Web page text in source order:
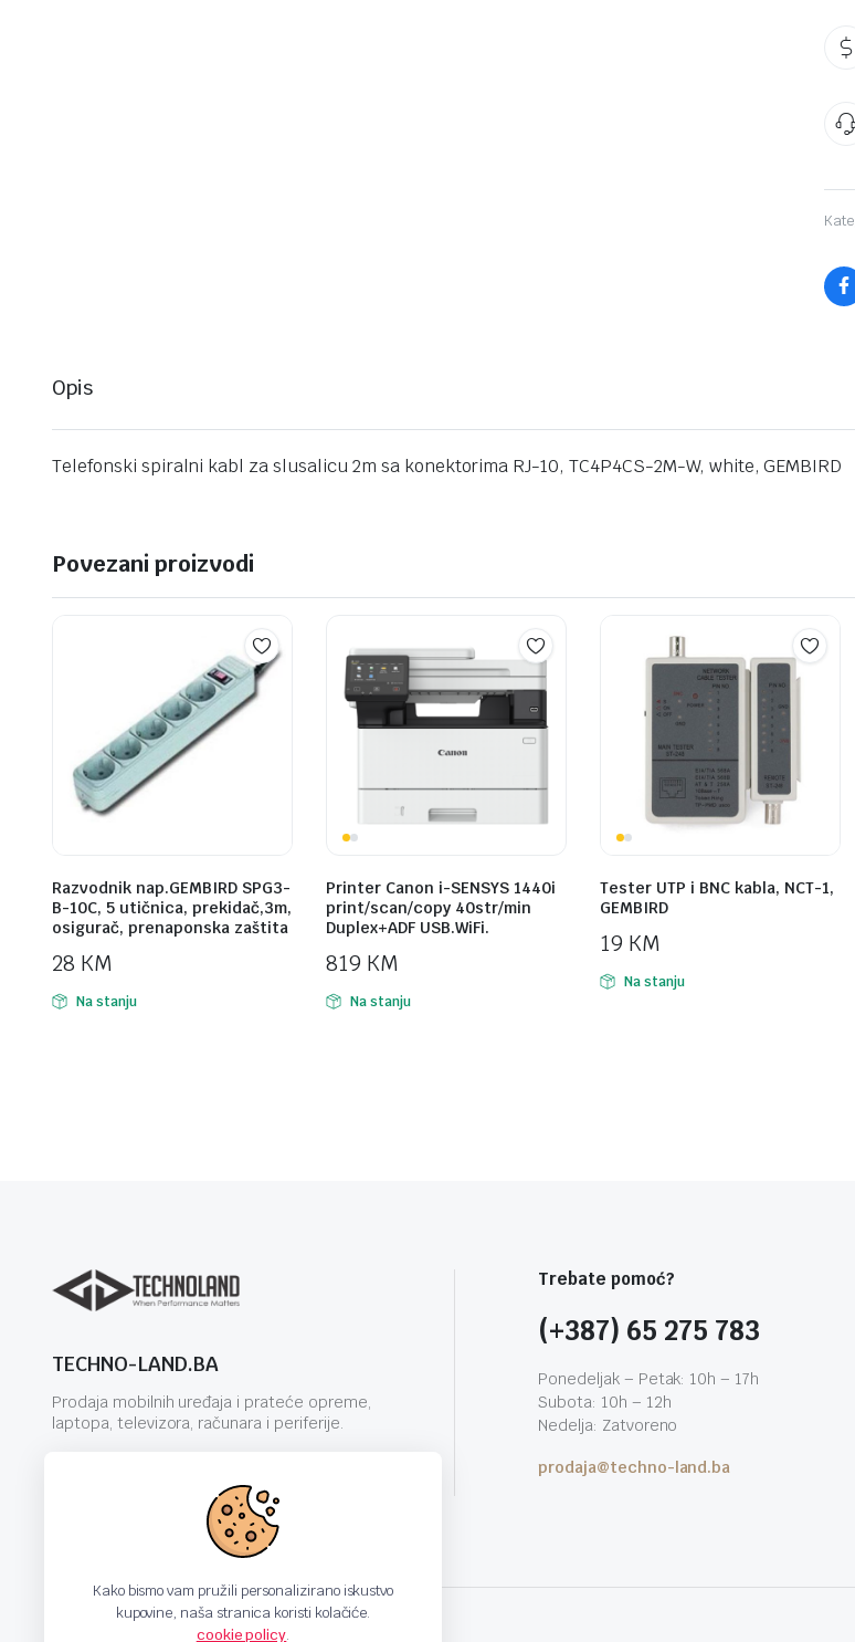
Opis
Telefonski spiralni kabl za slusalicu 2m sa konektorima RJ-10, TC4P4CS-2M-W, white, GEMBIRD
Povezani proizvodi
Razvodnik nap.GEMBIRD SPG3-
B-10C, 5 utičnica, prekidač,3m,
osigurač, prenaponska zaštita
28 KM
Na stanju
Printer Canon i-SENSYS 1440i
print/scan/copy 40str/min
Duplex+ADF USB.WiFi.
819 KM
Na stanju
Tester UTP i BNC kabla, NCT-1,
GEMBIRD
19 KM
Na stanju
TECHNO-LAND.BA
Prodaja mobilnih uređaja i prateće opreme,
laptopa, televizora, računara i periferije.
Trebate pomoć?
(+387) 65 275 783
Ponedeljak – Petak: 10h – 17h
Subota: 10h – 12h
Nedelja: Zatvoreno
prodaja@techno-land.ba
Kako bismo vam pružili personalizirano iskustvo
kupovine, naša stranica koristi kolačiće.
cookie policy.